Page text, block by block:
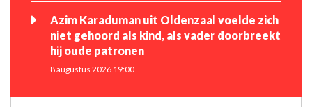
Azim Karaduman uit Oldenzaal voelde zich
niet gehoord als kind, als vader doorbreekt
hij oude patronen
8 augustus 2026 19:00